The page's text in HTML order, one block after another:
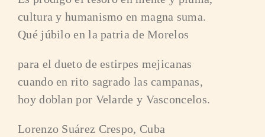
cultura y humanismo en magna suma.
Qué júbilo en la patria de Morelos
para el dueto de estirpes mejicanas
cuando en rito sagrado las campanas,
hoy doblan por Velarde y Vasconcelos.
Lorenzo Suárez Crespo, Cuba